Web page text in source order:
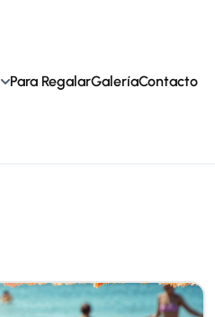
Para RegalarGaleríaContacto